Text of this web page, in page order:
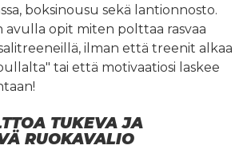
boksinousu sekä lantionnosto.
avulla opit miten polttaa rasvaa
ilman että treenit alkaa
tai että motivaatiosi laskee
TUKEVA JA
RUOKAVALIO